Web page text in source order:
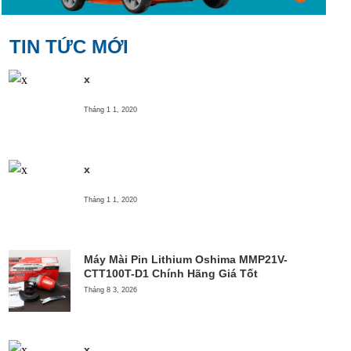
TIN TỨC MỚI
x
Tháng 1 1, 2020
x
Tháng 1 1, 2020
Máy Mài Pin Lithium Oshima MMP21V-
CTT100T-D1 Chính Hãng Giá Tốt
Tháng 8 3, 2026